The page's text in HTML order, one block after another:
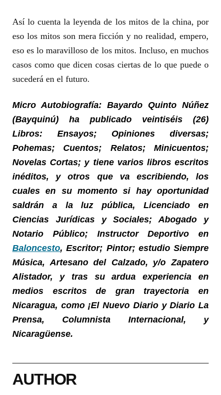
Así lo cuenta la leyenda de los mitos de la china, por
eso los mitos son mera ficción y no realidad, empero,
eso es lo maravilloso de los mitos. Incluso, en muchos
casos como que dicen cosas ciertas de lo que puede o
sucederá en el futuro.
Micro Autobiografía: Bayardo Quinto Núñez
(Bayquinú) ha publicado veintiséis (26)
Libros: Ensayos; Opiniones diversas;
Pohemas; Cuentos; Relatos; Minicuentos;
Novelas Cortas; y tiene varios libros escritos
inéditos, y otros que va escribiendo, los
cuales en su momento si hay oportunidad
saldrán a la luz pública, Licenciado en
Ciencias Jurídicas y Sociales; Abogado y
Notario Público; Instructor Deportivo en
Baloncesto, Escritor; Pintor; estudio Siempre
Música, Artesano del Calzado, y/o Zapatero
Alistador, y tras su ardua experiencia en
medios escritos de gran trayectoria en
Nicaragua, como ¡El Nuevo Diario y Diario La
Prensa, Columnista Internacional, y
Nicaragüense.
AUTHOR